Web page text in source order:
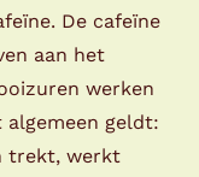
De cafeïne
aan het
werken
algemeen geldt:
trekt, werkt